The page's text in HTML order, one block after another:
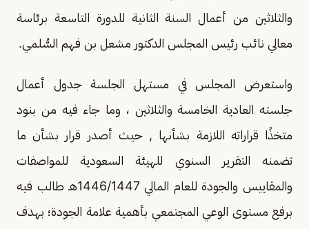
والثلاثين من أعمال السنة الثانية للدورة التاسعة برئاسة
معالي نائب رئيس المجلس الدكتور مشعل بن فهم السُّلمي.
واستعرض المجلس في مستهل الجلسة جدول أعمال
جلسته العادية الخامسة والثلاثين ، وما جاء فيه من بنود
متخذًا قراراته اللازمة بشأنها , حيث أصدر قرار بشأن ما
تضمنه التقرير السنوي للهيئة السعودية للمواصفات
والمقاييس والجودة للعام المالي 1446/1447هـ طالب فيه
برفع مستوى الوعي المجتمعي بأهمية علامة الجودة؛ بهدف